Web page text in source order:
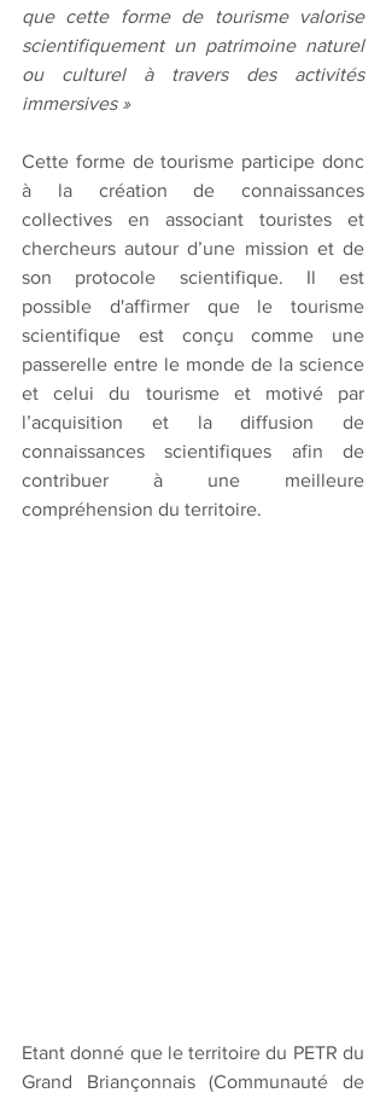
que cette forme de tourisme valorise
scientifiquement un patrimoine naturel
ou culturel à travers des activités
immersives »
Cette forme de tourisme participe donc
à la création de connaissances
collectives en associant touristes et
chercheurs autour d’une mission et de
son protocole scientifique. Il est
possible d'affirmer que le tourisme
scientifique est conçu comme une
passerelle entre le monde de la science
et celui du tourisme et motivé par
l’acquisition et la diffusion de
connaissances scientifiques afin de
contribuer à une meilleure
compréhension du territoire.
Etant donné que le territoire du PETR du
Grand Briançonnais (Communauté de